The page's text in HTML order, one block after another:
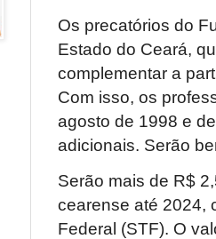
Os precatórios do
Estado do Ceará,
complementar a
Com isso, os
agosto de 1998 e
adicionais. Serão
Serão mais de R$
cearense até 2024,
Federal (STF). O